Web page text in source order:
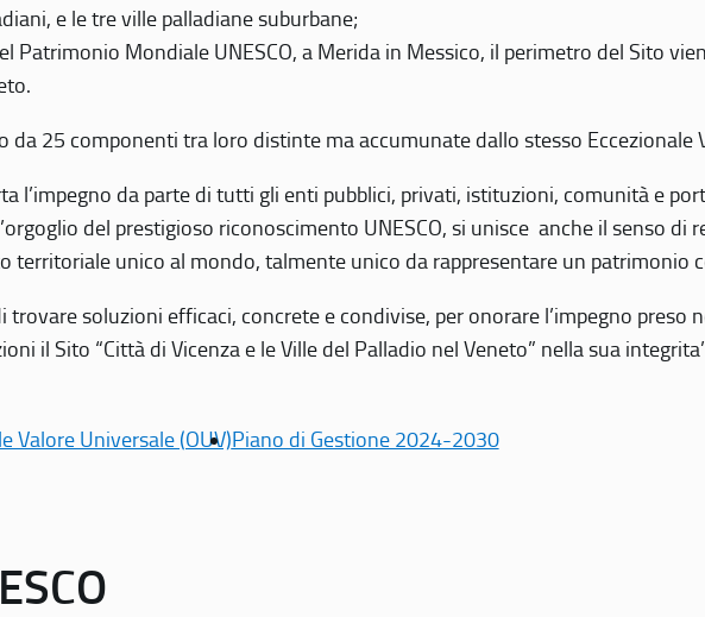
e le tre ville palladiane suburbane;
Patrimonio Mondiale UNESCO, a Merida in Messico, il perimetro del Sito
25 componenti tra loro distinte ma accumunate dallo stesso Eccezionale
l’impegno da parte di tutti gli enti pubblici, privati, istituzioni, comunità e
del prestigioso riconoscimento UNESCO, si unisce anche il senso di
territoriale unico al mondo, talmente unico da rappresentare un patrimonio
soluzioni efficaci, concrete e condivise, per onorare l’impegno preso
il Sito “Città di Vicenza e le Ville del Palladio nel Veneto” nella sua
Valore Universale (OUV)Piano di Gestione 2024-2030